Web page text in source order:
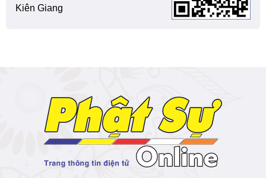
Kiên Giang